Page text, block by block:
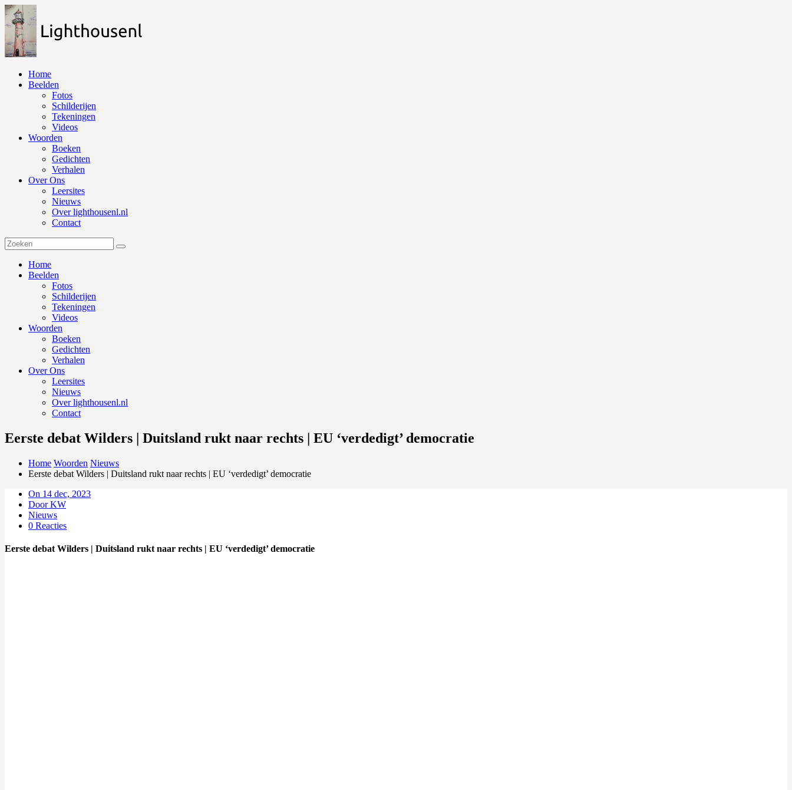
Naar
de
inhoud
springen
Home
Beelden
Fotos
Schilderijen
Tekeningen
Videos
Woorden
Boeken
Gedichten
Verhalen
Over Ons
Leersites
Nieuws
Over lighthousenl.nl
Contact
Home
Beelden
Fotos
Schilderijen
Tekeningen
Videos
Woorden
Boeken
Gedichten
Verhalen
Over Ons
Leersites
Nieuws
Over lighthousenl.nl
Contact
Eerste debat Wilders | Duitsland rukt naar rechts | EU ‘verdedigt’ democratie
Home Woorden Nieuws
Eerste debat Wilders | Duitsland rukt naar rechts | EU ‘verdedigt’ democratie
On 14 dec, 2023
Door KW
Nieuws
0 Reacties
Eerste debat Wilders | Duitsland rukt naar rechts | EU ‘verdedigt’ democratie